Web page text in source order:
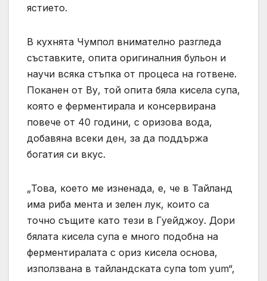
ястието.
В кухнята Чумпол внимателно разгледа
съставките, опита оригиналния бульон и
научи всяка стъпка от процеса на готвене.
Поканен от Ву, той опита бяла кисела супа,
която е ферментирала и консервирана
повече от 40 години, с оризова вода,
добавяна всеки ден, за да поддържа
богатия си вкус.
„Това, което ме изненада, е, че в Тайланд
има риба мента и зелен лук, които са
точно същите като тези в Гуейджоу. Дори
бялата кисела супа е много подобна на
ферментиралата с ориз кисела основа,
използвана в тайландската супа tom yum“,